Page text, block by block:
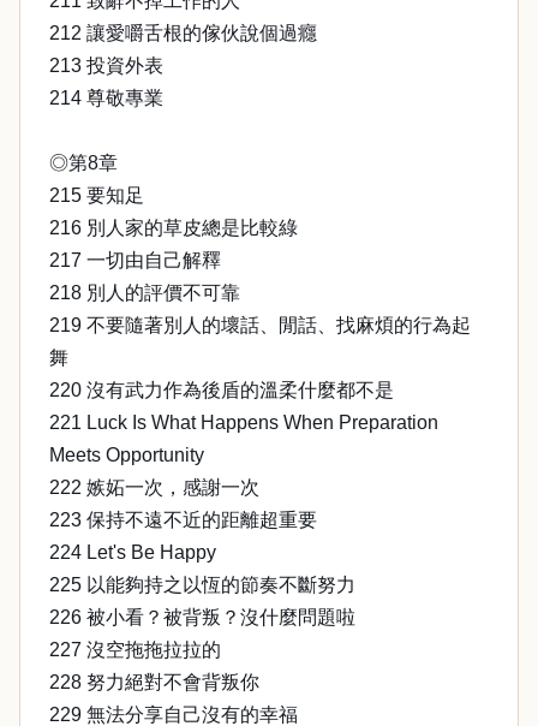
212 讓愛嚼舌根的傢伙說個過癮
213 投資外表
214 尊敬專業
◎第8章
215 要知足
216 別人家的草皮總是比較綠
217 一切由自己解釋
218 別人的評價不可靠
219 不要隨著別人的壞話、閒話、找麻煩的行為起
舞
220 沒有武力作為後盾的溫柔什麼都不是
221 Luck Is What Happens When Preparation
Meets Opportunity
222 嫉妬一次，感謝一次
223 保持不遠不近的距離超重要
224 Let's Be Happy
225 以能夠持之以恆的節奏不斷努力
226 被小看？被背叛？沒什麼問題啦
227 沒空拖拖拉拉的
228 努力絕對不會背叛你
229 無法分享自己沒有的幸福